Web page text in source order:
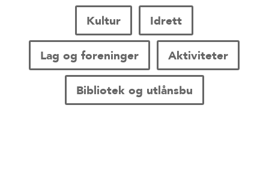
Kultur Idrett
Lag og foreninger Aktiviteter
Bibliotek og utlånsbu